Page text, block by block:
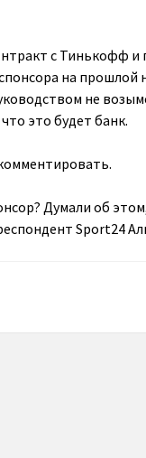
с Тинькофф
на
не
это будет банк.
Думали об
Sport24